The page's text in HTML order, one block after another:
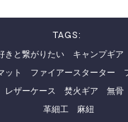
TAGS:
きと繋がりたい キャンプギア
ット
ファイアースターター
レザーケース 焚火ギア 無骨
革細工
麻紐